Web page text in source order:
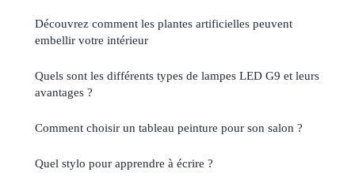
Découvrez comment les plantes artificielles peuvent
embellir votre intérieur
Quels sont les différents types de lampes LED G9 et leurs
avantages ?
Comment choisir un tableau peinture pour son salon ?
Quel stylo pour apprendre à écrire ?